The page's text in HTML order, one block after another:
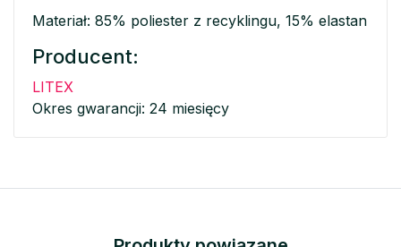
Materiał: 85% poliester z recyklingu, 15% elastan
Producent:
LITEX
Okres gwarancji: 24 miesięcy